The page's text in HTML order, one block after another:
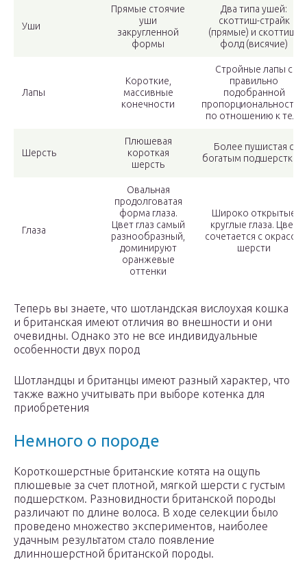
Уши
Прямые стоячие
уши
закругленной
формы
Два типа ушей:
скоттиш-страйк
(прямые) и скоттиш-
фолд (висячие)
Лапы
Короткие,
массивные
конечности
Стройные лапы с
правильно
подобранной
пропорциональностью
по отношению к телу
Шерсть
Плюшевая
короткая
шерсть
Более пушистая с
богатым подшерстком
Глаза
Овальная
продолговатая
форма глаза.
Цвет глаз самый
разнообразный,
доминируют
оранжевые
оттенки
Широко открытые
круглые глаза. Цвет
сочетается с окрасом
шерсти
Теперь вы знаете, что шотландская вислоухая кошка
и британская имеют отличия во внешности и они
очевидны. Однако это не все индивидуальные
особенности двух пород
Шотландцы и британцы имеют разный характер, что
также важно учитывать при выборе котенка для
приобретения
Немного о породе
Короткошерстные британские котята на ощупь
плюшевые за счет плотной, мягкой шерсти с густым
подшерстком. Разновидности британской породы
различают по длине волоса. В ходе селекции было
проведено множество экспериментов, наиболее
удачным результатом стало появление
длинношерстной британской породы.